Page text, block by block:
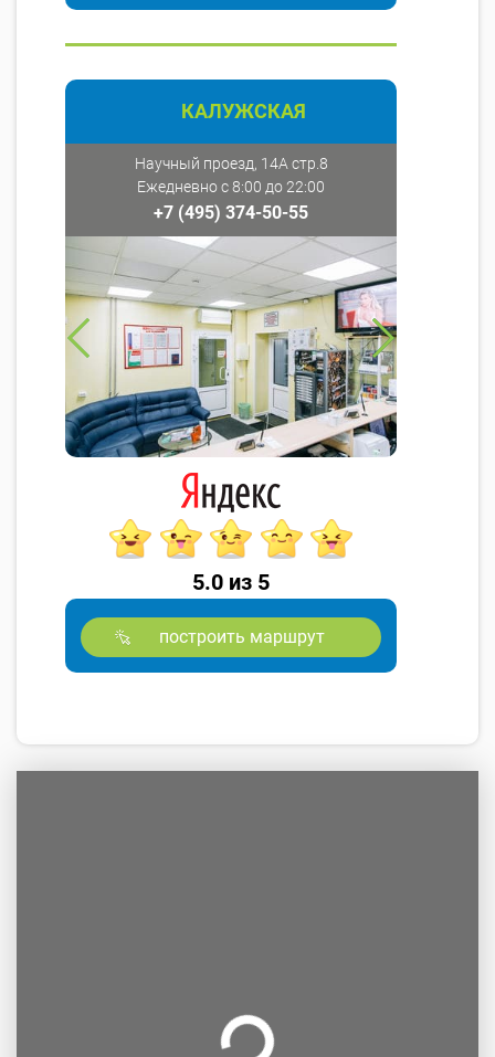
КАЛУЖСКАЯ
Научный проезд, 14А стр.8
Ежедневно с 8:00 до 22:00
+7 (495) 374-50-55
5.0 из 5
построить маршрут